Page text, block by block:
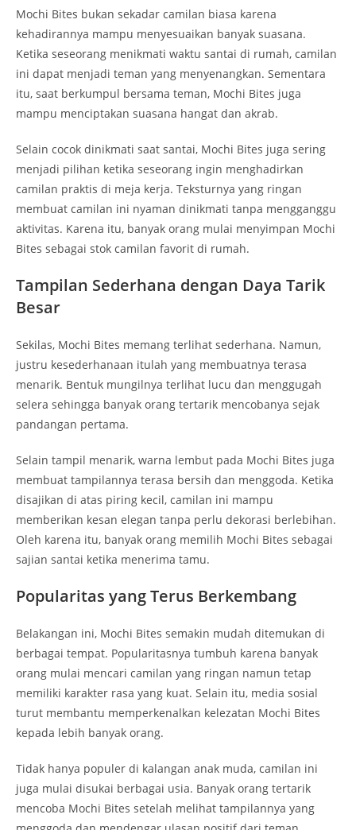
Mochi Bites bukan sekadar camilan biasa karena
kehadirannya mampu menyesuaikan banyak suasana.
Ketika seseorang menikmati waktu santai di rumah, camilan
ini dapat menjadi teman yang menyenangkan. Sementara
itu, saat berkumpul bersama teman, Mochi Bites juga
mampu menciptakan suasana hangat dan akrab.
Selain cocok dinikmati saat santai, Mochi Bites juga sering
menjadi pilihan ketika seseorang ingin menghadirkan
camilan praktis di meja kerja. Teksturnya yang ringan
membuat camilan ini nyaman dinikmati tanpa mengganggu
aktivitas. Karena itu, banyak orang mulai menyimpan Mochi
Bites sebagai stok camilan favorit di rumah.
Tampilan Sederhana dengan Daya Tarik
Besar
Sekilas, Mochi Bites memang terlihat sederhana. Namun,
justru kesederhanaan itulah yang membuatnya terasa
menarik. Bentuk mungilnya terlihat lucu dan menggugah
selera sehingga banyak orang tertarik mencobanya sejak
pandangan pertama.
Selain tampil menarik, warna lembut pada Mochi Bites juga
membuat tampilannya terasa bersih dan menggoda. Ketika
disajikan di atas piring kecil, camilan ini mampu
memberikan kesan elegan tanpa perlu dekorasi berlebihan.
Oleh karena itu, banyak orang memilih Mochi Bites sebagai
sajian santai ketika menerima tamu.
Popularitas yang Terus Berkembang
Belakangan ini, Mochi Bites semakin mudah ditemukan di
berbagai tempat. Popularitasnya tumbuh karena banyak
orang mulai mencari camilan yang ringan namun tetap
memiliki karakter rasa yang kuat. Selain itu, media sosial
turut membantu memperkenalkan kelezatan Mochi Bites
kepada lebih banyak orang.
Tidak hanya populer di kalangan anak muda, camilan ini
juga mulai disukai berbagai usia. Banyak orang tertarik
mencoba Mochi Bites setelah melihat tampilannya yang